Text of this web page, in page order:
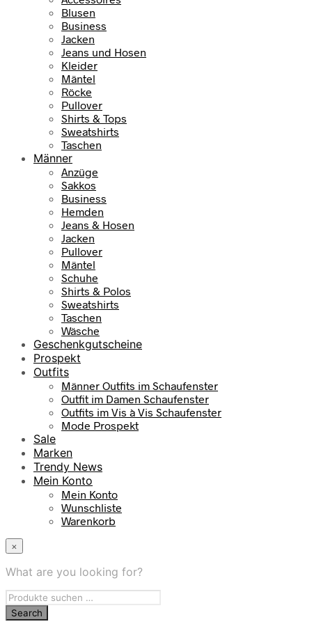
1
9
,
9
9
€
e
r
P
r
e
i
s
w
a
r
:
0
9
,
9
5
€
s
,
Blusen
Business
Jacken
Jeans und Hosen
Kleider
Mäntel
Röcke
Pullover
Shirts & Tops
Sweatshirts
Taschen
Männer
Anzüge
Sakkos
Business
Hemden
Jeans & Hosen
Jacken
Pullover
Mäntel
Schuhe
Shirts & Polos
Sweatshirts
Taschen
Wäsche
Geschenkgutscheine
Prospekt
Outfits
Männer Outfits im Schaufenster
Outfit im Damen Schaufenster
Outfits im Vis à Vis Schaufenster
Mode Prospekt
Sale
Marken
Trendy News
Mein Konto
Mein Konto
Wunschliste
Warenkorb
×
What are you looking for?